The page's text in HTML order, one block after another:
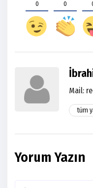
0 0
Mail:
tüm
Yorum Yazın